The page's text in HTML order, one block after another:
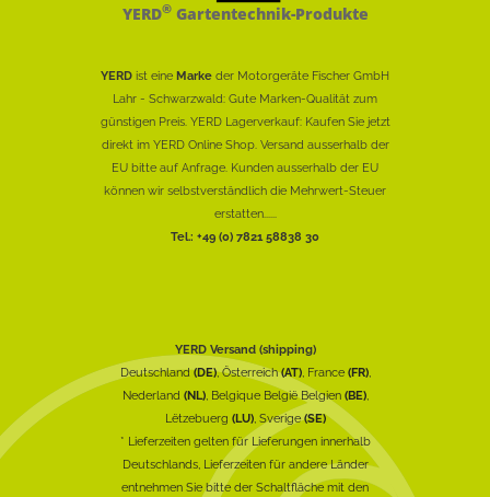
YERD®Gartentechnik-Produkte
YERD ist eine Marke der Motorgeräte Fischer GmbH
Lahr - Schwarzwald: Gute Marken-Qualität zum
günstigen Preis. YERD Lagerverkauf: Kaufen Sie jetzt
direkt im YERD Online Shop. Versand ausserhalb der
EU bitte auf Anfrage. Kunden ausserhalb der EU
können wir selbstverständlich die Mehrwert-Steuer
erstatten......
Tel.: +49 (0) 7821 58838 30
YERD Versand (shipping)
Deutschland(DE), Österreich(AT), France (FR),
Nederland (NL), Belgique België Belgien (BE),
Lëtzebuerg (LU), Sverige(SE)
* Lieferzeiten gelten für Lieferungen innerhalb
Deutschlands, Lieferzeiten für andere Länder
entnehmen Sie bitte der Schaltfläche mit den